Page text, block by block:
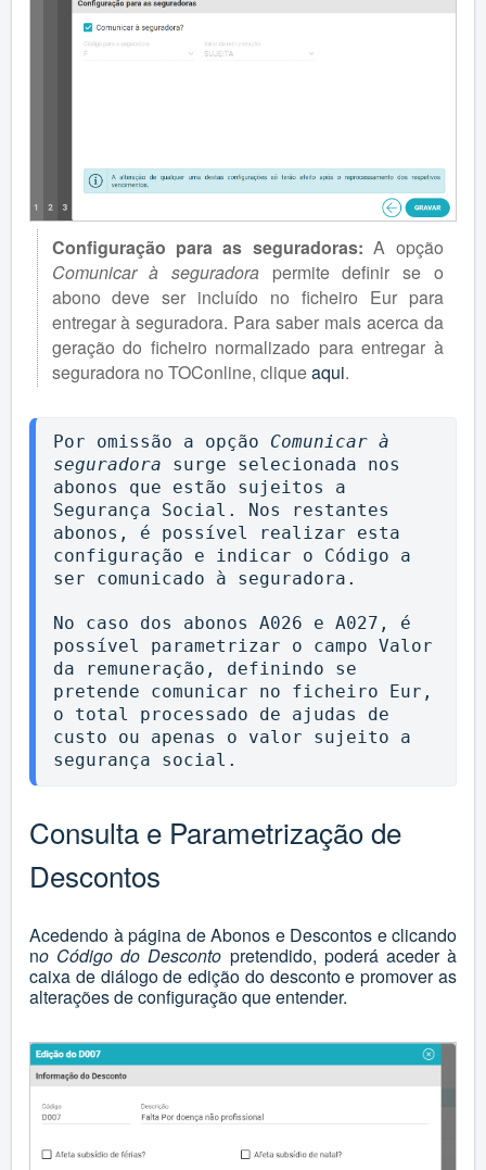
Configuração para as seguradoras:A opção
Comunicar à seguradorapermite definir se o
abono deve ser incluído no ficheiro Eur para
entregar à seguradora. Para saber mais acerca da
geração do ficheiro normalizado para entregar à
seguradora no TOConline, cliqueaqui.
Por omissão a opção Comunicar à
seguradora surge selecionada nos
abonos que estão sujeitos a
Segurança Social. Nos restantes
abonos, é possível realizar esta
configuração e indicar o Código a
ser comunicado à seguradora.
No caso dos abonos A026 e A027, é
possível parametrizar o campo Valor
da remuneração, definindo se
pretende comunicar no ficheiro Eur,
o total processado de ajudas de
custo ou apenas o valor sujeito a
segurança social.
Consulta e Parametrização de
Descontos
Acedendo à página de Abonos e Descontos e clicando
no Código do Desconto pretendido, poderá aceder à
caixa de diálogo de edição do desconto e promover as
alterações de configuração que entender.